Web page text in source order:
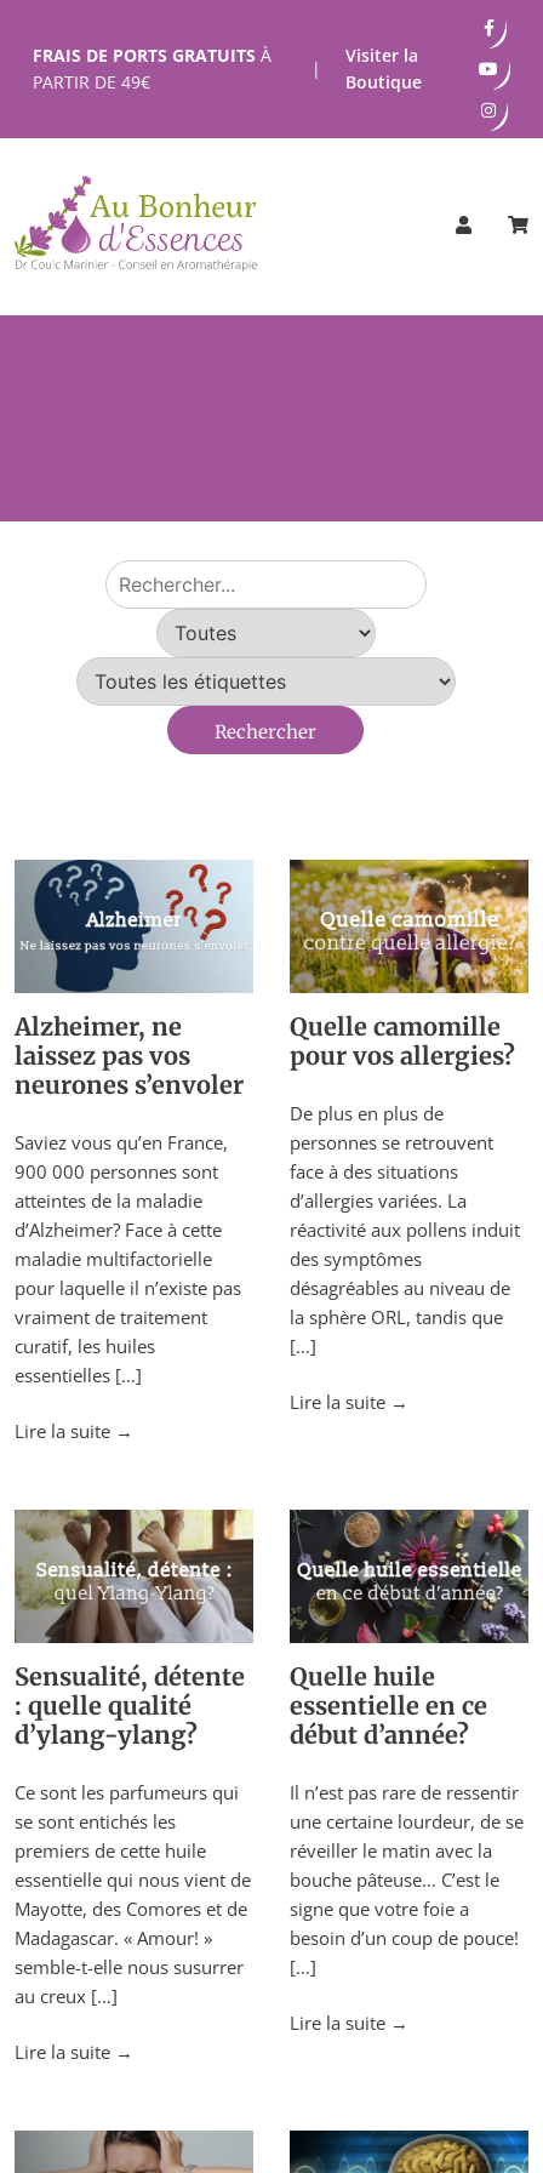
contenu
FRAIS DE PORTS GRATUITS À
PARTIR DE 49€
|
Visiter la
Boutique
Alzheimer, ne
laissez pas vos
neurones s’envoler
Saviez vous qu’en France,
900 000 personnes sont
atteintes de la maladie
d’Alzheimer? Face à cette
maladie multifactorielle
pour laquelle il n’existe pas
vraiment de traitement
curatif, les huiles
essentielles […]
Lire la suite "Alzheimer,
pas
vos
neurones
s’envoler"
→
Quelle camomille
pour vos allergies?
De plus en plus de
personnes se retrouvent
face à des situations
d’allergies variées. La
réactivité aux pollens induit
des symptômes
désagréables au niveau de
la sphère ORL, tandis que
[…]
Lire la suite "Quelle
allergies?"
→
Sensualité, détente
: quelle qualité
d’ylang-ylang?
Ce sont les parfumeurs qui
se sont entichés les
premiers de cette huile
essentielle qui nous vient de
Mayotte, des Comores et de
Madagascar. « Amour! »
semble-t-elle nous susurrer
au creux […]
Lire la suite "Sensualité,
quelle
qualité
→
Quelle huile
essentielle en ce
début d’année?
Il n’est pas rare de ressentir
une certaine lourdeur, de se
réveiller le matin avec la
bouche pâteuse… C’est le
signe que votre foie a
besoin d’un coup de pouce!
[…]
Lire la suite "Quelle
ce
début
→